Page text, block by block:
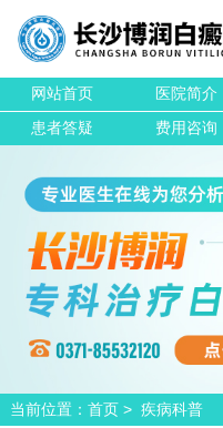
网站首页 医院简介
患者答疑 费用咨询
当前位置： 首页> 疾病科普